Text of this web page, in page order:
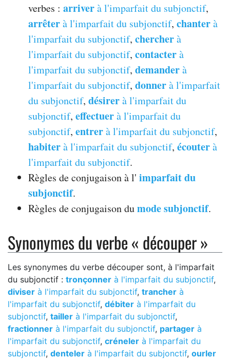
verbes : arriverà l'imparfait du subjonctif,
arrêterà l'imparfait du subjonctif, chanterà
l'imparfait du subjonctif, chercherà
l'imparfait du subjonctif, contacterà
l'imparfait du subjonctif, demanderà
l'imparfait du subjonctif, donnerà l'imparfait
du subjonctif, désirerà l'imparfait du
subjonctif, effectuerà l'imparfait du
subjonctif, entrerà l'imparfait du subjonctif,
habiterà l'imparfait du subjonctif, écouterà
l'imparfait du subjonctif.
Règles de conjugaison à l' imparfait du
subjonctif.
Règles de conjugaison dumode subjonctif.
Synonymes du verbe « découper »
Les synonymes du verbe découper sont, à l'imparfait
du subjonctif : tronçonner à l'imparfait du subjonctif,
diviser à l'imparfait du subjonctif, trancher à
l'imparfait du subjonctif, débiter à l'imparfait du
subjonctif, tailler à l'imparfait du subjonctif,
fractionner à l'imparfait du subjonctif, partager à
l'imparfait du subjonctif, créneler à l'imparfait du
subjonctif, denteler à l'imparfait du subjonctif, ourler